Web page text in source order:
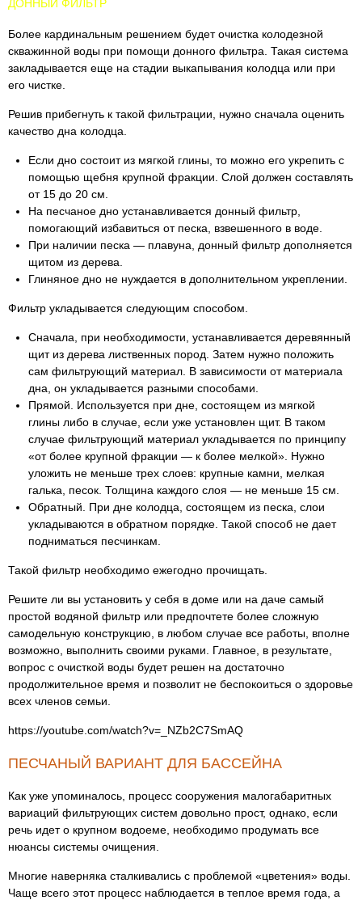
ДОННЫЙ ФИЛЬТР
Более кардинальным решением будет очистка колодезной
скважинной воды при помощи донного фильтра. Такая система
закладывается еще на стадии выкапывания колодца или при
его чистке.
Решив прибегнуть к такой фильтрации, нужно сначала оценить
качество дна колодца.
Если дно состоит из мягкой глины, то можно его укрепить с
помощью щебня крупной фракции. Слой должен составлять
от 15 до 20 см.
На песчаное дно устанавливается донный фильтр,
помогающий избавиться от песка, взвешенного в воде.
При наличии песка — плавуна, донный фильтр дополняется
щитом из дерева.
Глиняное дно не нуждается в дополнительном укреплении.
Фильтр укладывается следующим способом.
Сначала, при необходимости, устанавливается деревянный
щит из дерева лиственных пород. Затем нужно положить
сам фильтрующий материал. В зависимости от материала
дна, он укладывается разными способами.
Прямой. Используется при дне, состоящем из мягкой
глины либо в случае, если уже установлен щит. В таком
случае фильтрующий материал укладывается по принципу
«от более крупной фракции — к более мелкой». Нужно
уложить не меньше трех слоев: крупные камни, мелкая
галька, песок. Толщина каждого слоя — не меньше 15 см.
Обратный. При дне колодца, состоящем из песка, слои
укладываются в обратном порядке. Такой способ не дает
подниматься песчинкам.
Такой фильтр необходимо ежегодно прочищать.
Решите ли вы установить у себя в доме или на даче самый
простой водяной фильтр или предпочтете более сложную
самодельную конструкцию, в любом случае все работы, вполне
возможно, выполнить своими руками. Главное, в результате,
вопрос с очисткой воды будет решен на достаточно
продолжительное время и позволит не беспокоиться о здоровье
всех членов семьи.
https://youtube.com/watch?v=_NZb2C7SmAQ
ПЕСЧАНЫЙ ВАРИАНТ ДЛЯ БАССЕЙНА
Как уже упоминалось, процесс сооружения малогабаритных
вариаций фильтрующих систем довольно прост, однако, если
речь идет о крупном водоеме, необходимо продумать все
нюансы системы очищения.
Многие наверняка сталкивались с проблемой «цветения» воды.
Чаще всего этот процесс наблюдается в теплое время года, а